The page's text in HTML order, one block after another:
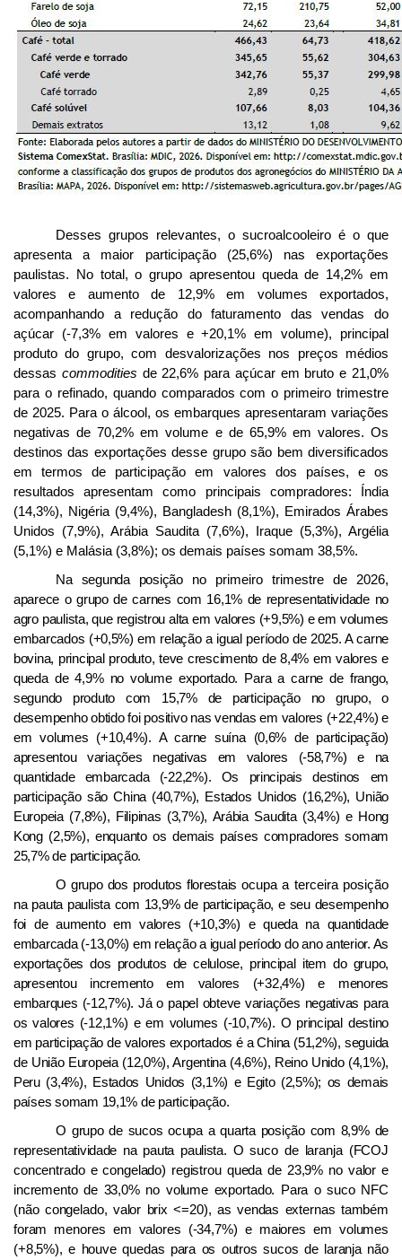
Desses grupos relevantes, o sucroalcooleiro é o que
apresenta a maior participação (25,6%) nas exportações
paulistas. No total, o grupo apresentou queda de 14,2% em
valores e aumento de 12,9% em volumes exportados,
acompanhando a redução do faturamento das vendas do
açúcar (-7,3% em valores e +20,1% em volume), principal
produto do grupo, com desvalorizações nos preços médios
dessas commodities de 22,6% para açúcar em bruto e 21,0%
para o refinado, quando comparados com o primeiro trimestre
de 2025. Para o álcool, os embarques apresentaram variações
negativas de 70,2% em volume e de 65,9% em valores. Os
destinos das exportações desse grupo são bem diversificados
em termos de participação em valores dos países, e os
resultados apresentam como principais compradores:
Índia
(14,3%), Nigéria (9,4%), Bangladesh (8,1%), Emirados Árabes
Unidos (7,9%), Arábia Saudita (7,6%), Iraque (5,3%), Argélia
(5,1%) e Malásia (3,8%); os demais países somam 38,5%.
Na segunda posição no primeiro trimestre de 2026,
aparece o grupo de carnes com 16,1% de representatividade no
agro paulista, que registrou alta em valores (+9,5%) e em volumes
embarcados (+0,5%) em relação a igual período de 2025. A carne
bovina, principal produto, teve crescimento de 8,4% em valores e
queda de 4,9% no volume exportado. Para a carne de frango,
segundo produto com 15,7% de participação no grupo, o
desempenho obtido foi positivo nas vendas em valores (+22,4%) e
em volumes (+10,4%). A carne suína (0,6% de participação)
apresentou variações negativas em valores (-58,7%) e na
quantidade embarcada (-22,2%). Os principais destinos em
participação sãoChina (40,7%), Estados Unidos (16,2%), União
Europeia (7,8%), Filipinas (3,7%), Arábia Saudita (3,4%) e Hong
Kong (2,5%), enquanto os demais países compradores somam
25,7% de participação.
O grupo dos produtos florestaisocupa a terceira posição
na pauta paulista com 13,9% de participação, e seu desempenho
foi de aumento em valores (+10,3%) e queda na quantidade
embarcada (-13,0%) em relação a igual período do ano anterior. As
exportações dos produtos de celulose, principal item do grupo,
apresentou incremento em valores (+32,4%) e menores
embarques (-12,7%). Já o papel obteve variações negativas para
os valores (-12,1%) e em volumes (-10,7%). O principal destino
em participação de valores exportados é aChina (51,2%), seguida
de União Europeia (12,0%), Argentina (4,6%), Reino Unido (4,1%),
Peru (3,4%), Estados Unidos (3,1%) e Egito (2,5%); os demais
países somam 19,1% de participação.
O grupo de sucos ocupa a quarta posição com 8,9% de
representatividade na pauta paulista. Osuco de laranja (FCOJ
concentrado e congelado) registrou queda de 23,9% no valor e
incremento de 33,0% no volume exportado. Para o suco NFC
(não congelado, valor brix <=20), as vendas externas também
foram menores em valores (-34,7%) e maiores em volumes
(+8,5%), e houve quedas para os outros sucos de laranja não